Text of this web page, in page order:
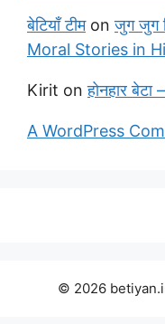
बेटियाँ टीमonजुग जुग
Moral Stories in
Kirit onहोनहार
A WordPress
© 2026